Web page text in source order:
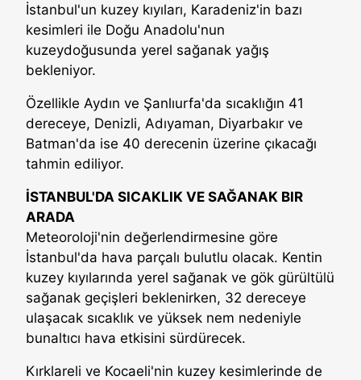
İstanbul'un kuzey kıyıları, Karadeniz'in bazı
kesimleri ile Doğu Anadolu'nun
kuzeydoğusunda yerel sağanak yağış
bekleniyor.
Özellikle Aydın ve Şanlıurfa'da sıcaklığın 41
dereceye, Denizli, Adıyaman, Diyarbakır ve
Batman'da ise 40 derecenin üzerine çıkacağı
tahmin ediliyor.
İSTANBUL'DA SICAKLIK VE SAĞANAK BIR
ARADA
Meteoroloji'nin değerlendirmesine göre
İstanbul'da hava parçalı bulutlu olacak. Kentin
kuzey kıyılarında yerel sağanak ve gök gürültülü
sağanak geçişleri beklenirken, 32 dereceye
ulaşacak sıcaklık ve yüksek nem nedeniyle
bunaltıcı hava etkisini sürdürecek.
Kırklareli ve Kocaeli'nin kuzey kesimlerinde de